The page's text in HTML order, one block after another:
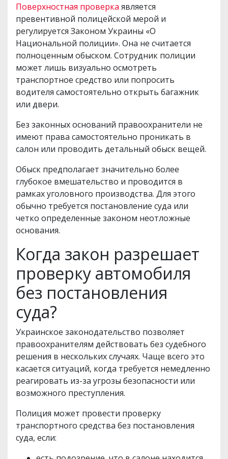
Поверхностная проверка является
превентивной полицейской мерой и
регулируется Законом Украины «О
Национальной полиции». Она не считается
полноценным обыском. Сотрудник полиции
может лишь визуально осмотреть
транспортное средство или попросить
водителя самостоятельно открыть багажник
или двери.
Без законных оснований правоохранители не
имеют права самостоятельно проникать в
салон или проводить детальный обыск вещей.
Обыск предполагает значительно более
глубокое вмешательство и проводится в
рамках уголовного производства. Для этого
обычно требуется постановление суда или
четко определенные законом неотложные
основания.
Когда закон разрешает
проверку автомобиля
без постановления
суда?
Украинское законодательство позволяет
правоохранителям действовать без судебного
решения в нескольких случаях. Чаще всего это
касается ситуаций, когда требуется немедленно
реагировать из-за угрозы безопасности или
возможного преступления.
Полиция может провести проверку
транспортного средства без постановления
суда, если: